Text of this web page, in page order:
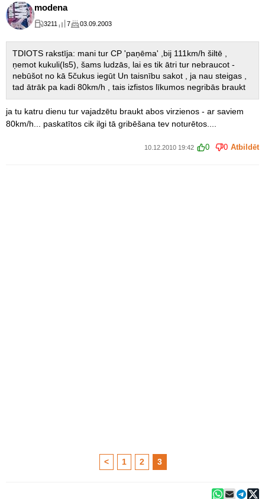
modena
3211 7 03.09.2003
TDIOTS rakstīja: mani tur CP 'paņēma' ,bij 111km/h šiltē ,
ņemot kukuli(ls5), šams ludzās, lai es tik ātri tur nebraucot -
nebūšot no kā 5čukus iegūt Un taisnību sakot , ja nau steigas ,
tad ātrāk pa kadi 80km/h , tais izfistos līkumos negribās braukt
ja tu katru dienu tur vajadzētu braukt abos virzienos - ar saviem
80km/h... paskatītos cik ilgi tā gribēšana tev noturētos....
10.12.2010 19:42 0 0 Atbildēt
< 1 2 3